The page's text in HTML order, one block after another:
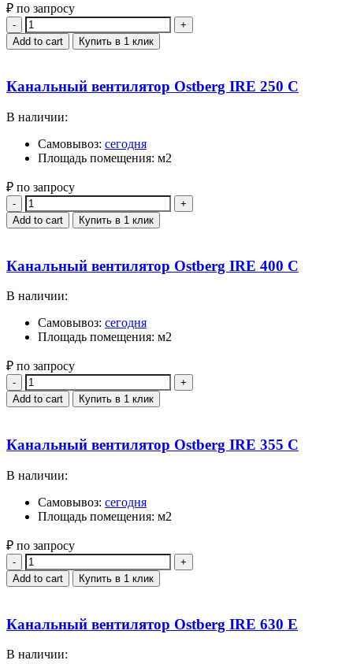
₽ по запросу
Quantity
Add to cart Купить в 1 клик
Канальный вентилятор Ostberg IRE 250 C
В наличии:
Самовывоз: сегодня
Площадь помещения: м2
₽ по запросу
Quantity
Add to cart Купить в 1 клик
Канальный вентилятор Ostberg IRE 400 C
В наличии:
Самовывоз: сегодня
Площадь помещения: м2
₽ по запросу
Quantity
Add to cart Купить в 1 клик
Канальный вентилятор Ostberg IRE 355 C
В наличии:
Самовывоз: сегодня
Площадь помещения: м2
₽ по запросу
Quantity
Add to cart Купить в 1 клик
Канальный вентилятор Ostberg IRE 630 E
В наличии: